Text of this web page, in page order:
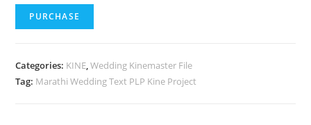
PURCHASE
Categories: KINE,Wedding Kinemaster File
Tag: Marathi Wedding Text PLP Kine Project